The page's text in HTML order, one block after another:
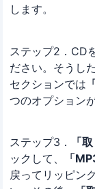
します。
ステップ2．CD
ださい。そうし
セクションでは
つのオプション
ステップ3． 「
ックして、
「
戻ってリッピン